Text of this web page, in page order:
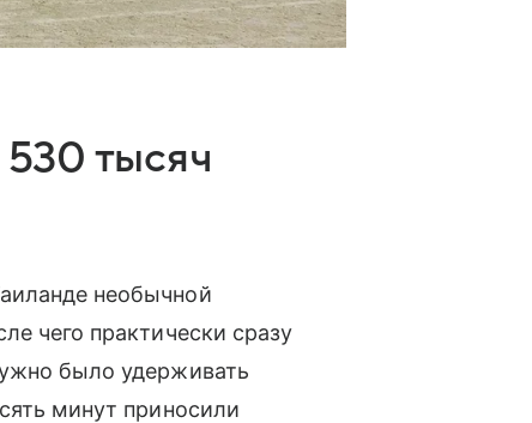
тысяч
необычной
чего практически сразу
было удерживать
минут приносили